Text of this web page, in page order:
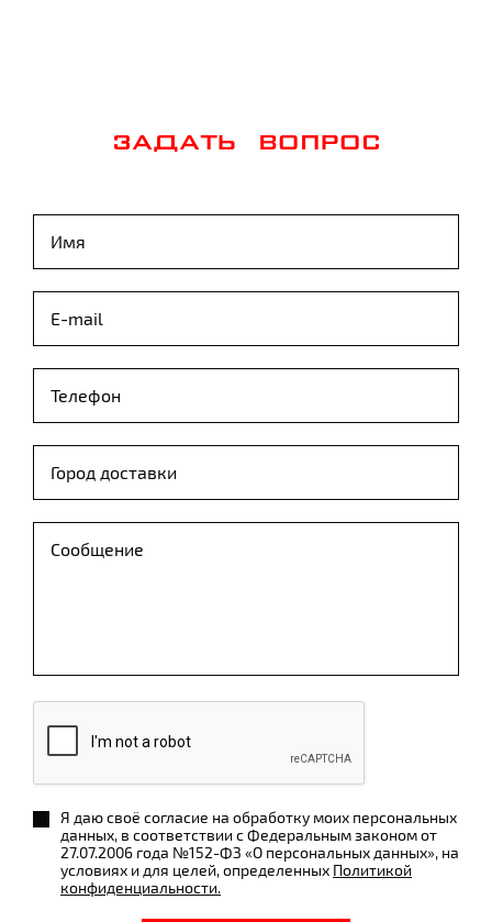
ЗАДАТЬ ВОПРОС
Я даю своё согласие на обработку моих персональных
данных, в соответствии с Федеральным законом от
27.07.2006 года №152-ФЗ «О персональных данных», на
условиях и для целей, определенных Политикой
конфиденциальности.